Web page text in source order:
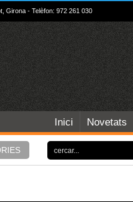
Girona - Telèfon: 972 261 030
Inici Novetats